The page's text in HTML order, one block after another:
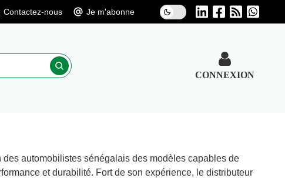
Contactez-nous Je m'abonne
CONNEXION
automobilistes sénégalais des modèles capables de
et durabilité. Fort de son expérience, le distributeur